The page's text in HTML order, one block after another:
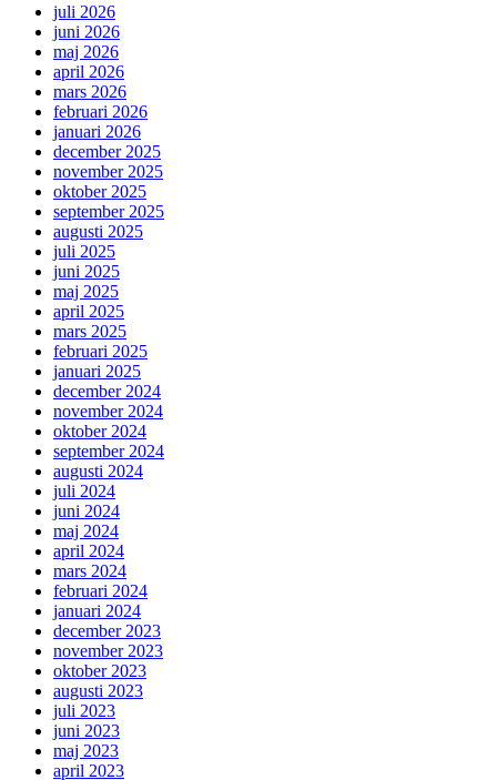
juli 2026
juni 2026
maj 2026
april 2026
mars 2026
februari 2026
januari 2026
december 2025
november 2025
oktober 2025
september 2025
augusti 2025
juli 2025
juni 2025
maj 2025
april 2025
mars 2025
februari 2025
januari 2025
december 2024
november 2024
oktober 2024
september 2024
augusti 2024
juli 2024
juni 2024
maj 2024
april 2024
mars 2024
februari 2024
januari 2024
december 2023
november 2023
oktober 2023
augusti 2023
juli 2023
juni 2023
maj 2023
april 2023